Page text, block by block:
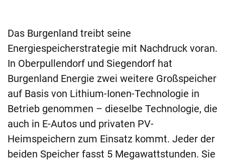
Das Burgenland treibt seine
Energiespeicherstrategie mit Nachdruck voran.
In Oberpullendorf und Siegendorf hat
Burgenland Energie zwei weitere Großspeicher
auf Basis von Lithium-Ionen-Technologie in
Betrieb genommen – dieselbe Technologie, die
auch in E-Autos und privaten PV-
Heimspeichern zum Einsatz kommt. Jeder der
beiden Speicher fasst 5 Megawattstunden. Sie